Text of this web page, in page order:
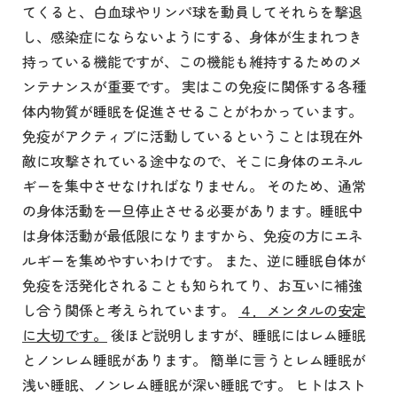
てくると、白血球やリンパ球を動員してそれらを撃退
し、感染症にならないようにする、身体が生まれつき
持っている機能ですが、この機能も維持するためのメ
ンテナンスが重要です。 実はこの免疫に関係する各種
体内物質が睡眠を促進させることがわかっています。
免疫がアクティブに活動しているということは現在外
敵に攻撃されている途中なので、そこに身体のエネル
ギーを集中させなければなりません。 そのため、通常
の身体活動を一旦停止させる必要があります。睡眠中
は身体活動が最低限になりますから、免疫の方にエネ
ルギーを集めやすいわけです。 また、逆に睡眠自体が
免疫を活発化されることも知られてり、お互いに補強
し合う関係と考えられています。
４．メンタルの安定
に大切です。 後ほど説明しますが、睡眠にはレム睡眠
とノンレム睡眠があります。 簡単に言うとレム睡眠が
浅い睡眠、ノンレム睡眠が深い睡眠です。 ヒトはスト